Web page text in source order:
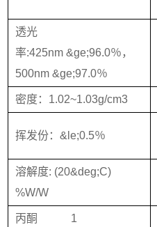
透光
率:425nm &ge;96.0％，
500nm &ge;97.0％
密度：1.02~1.03g/cm3
挥发份：&le;0.5％
溶解度: (20&deg;C)
%W/W
丙酮 1